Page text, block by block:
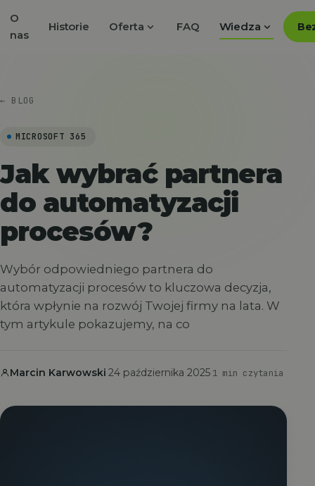
O
nas
Historie Oferta expand_more FAQ Wiedza expand_more
← BLOG
MICROSOFT 365
Jak wybrać partnera
do automatyzacji
procesów?
Wybór odpowiedniego partnera do
automatyzacji procesów to kluczowa decyzja,
która wpłynie na rozwój Twojej firmy na lata. W
tym artykule pokazujemy, na co
Marcin Karwowski 24 października 2025 1 min czytania